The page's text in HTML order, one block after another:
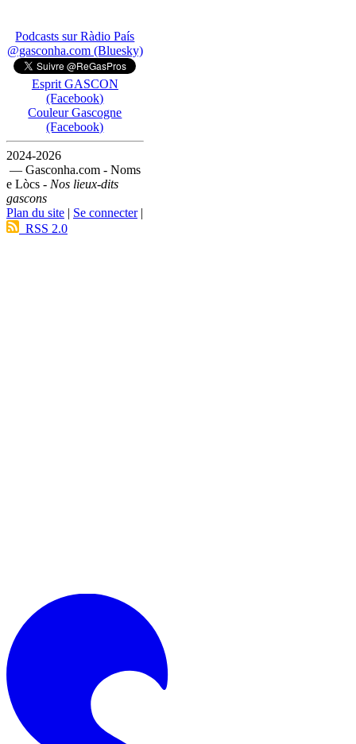
Podcasts sur Ràdio País
@gasconha.com (Bluesky)
Esprit GASCON
(Facebook)
Couleur Gascogne
(Facebook)
2024-2026
— Gasconha.com - Noms
e Lòcs - Nos lieux-dits
gascons
Plan du site | Se connecter|
RSS 2.0